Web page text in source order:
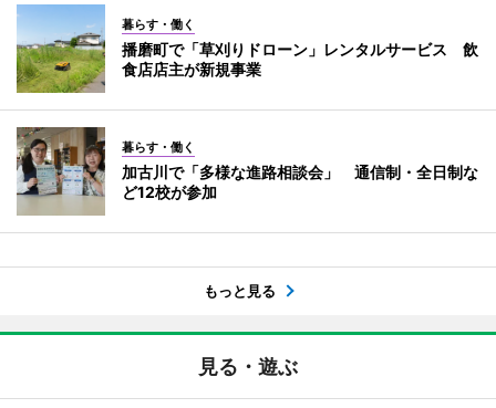
暮らす・働く
播磨町で「草刈りドローン」レンタルサービス 飲
食店店主が新規事業
暮らす・働く
加古川で「多様な進路相談会」 通信制・全日制な
ど12校が参加
もっと見る
見る・遊ぶ